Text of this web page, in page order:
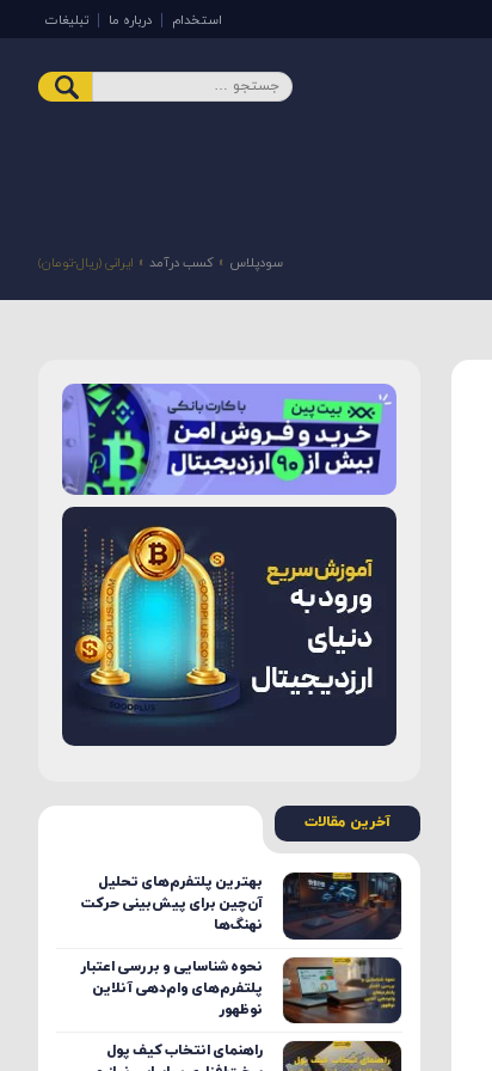
استخدام درباره ما تبلیغات
سودپلاس » کسب درآمد » ایرانی (ریال-تومان)
آخرین مقالات
بهترین پلتفرم‌های تحلیل
آن‌چین برای پیش‌بینی حرکت
نهنگ‌ها
نحوه شناسایی و بررسی اعتبار
پلتفرم‌های وام‌دهی آنلاین
نوظهور
راهنمای انتخاب کیف پول